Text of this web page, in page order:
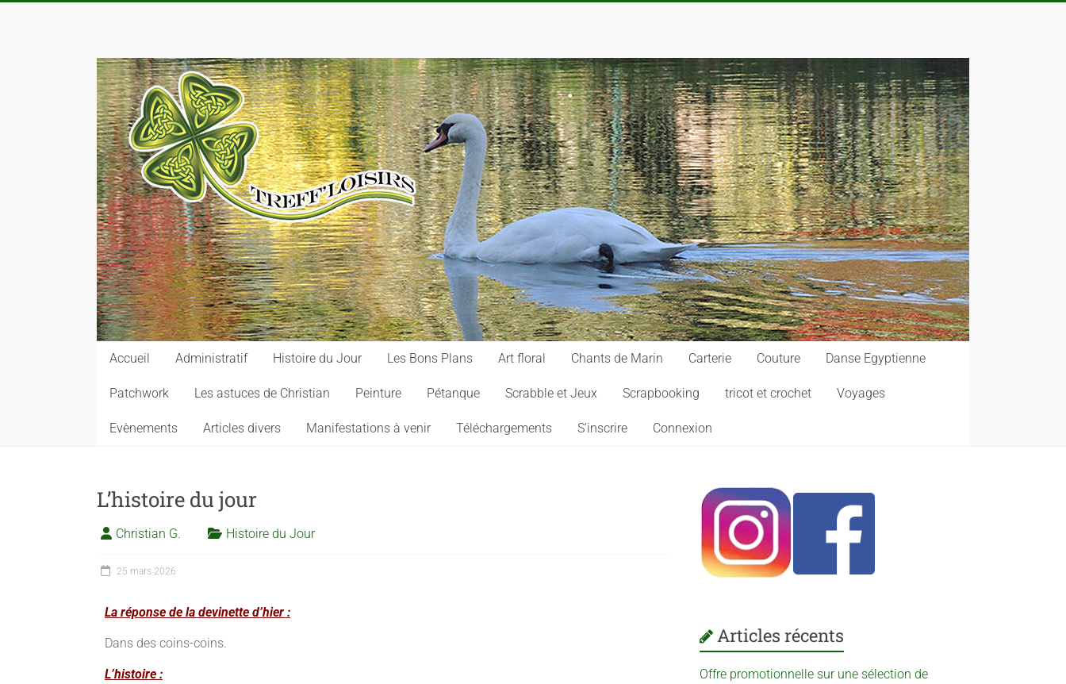
Accueil Administratif Histoire du Jour Les Bons Plans Art floral Chants de Marin Carterie Couture Danse Egyptienne
Patchwork Les astuces de Christian Peinture Pétanque Scrabble et Jeux Scrapbooking tricot et crochet Voyages
Evènements Articles divers Manifestations à venir Téléchargements S’inscrire Connexion
L’histoire du jour
Christian G. Histoire du Jour
25 mars 2026
La réponse de la devinette d’hier :
Dans des coins-coins.
L’histoire :
Articles récents
Offre promotionnelle sur une sélection de